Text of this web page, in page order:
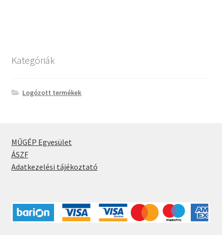
Kategóriák
Logózott termékek
MŰGÉP Egyesület
ÁSZF
Adatkezelési tájékoztató